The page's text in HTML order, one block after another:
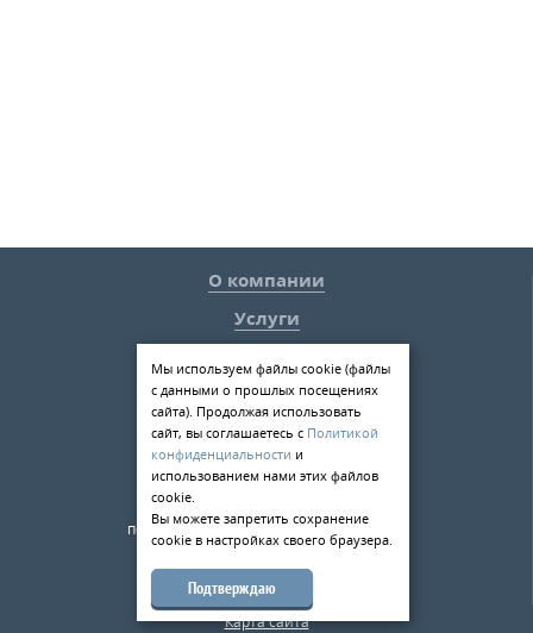
О компании
Услуги
Контакты
198084,г. Санкт-Петербург,
ул. Киевская д.5
тел.:+7 (812) 309-49-33
173526
пос.Панковка, ул. Промышленная, д.1-а
mail@metalloobrabotkaspb.ru
Карта сайта
Мы используем файлы cookie (файлы
с данными о прошлых посещениях
сайта). Продолжая использовать
сайт, вы соглашаетесь с Политикой
конфиденциальности и
использованием нами этих файлов
cookie.
Вы можете запретить сохранение
cookie в настройках своего браузера.
Подтверждаю